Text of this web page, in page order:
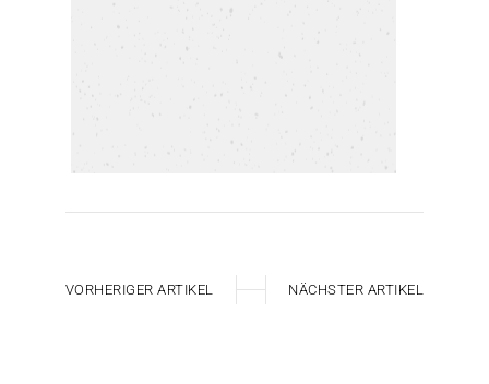
VORHERIGER ARTIKEL NÄCHSTER ARTIKEL